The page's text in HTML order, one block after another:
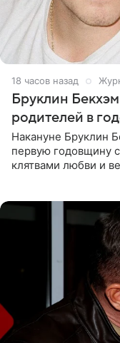
18 часов назад
Бруклин
родителей в
Накануне Бруклин
первую годовщину
клятвами любви и